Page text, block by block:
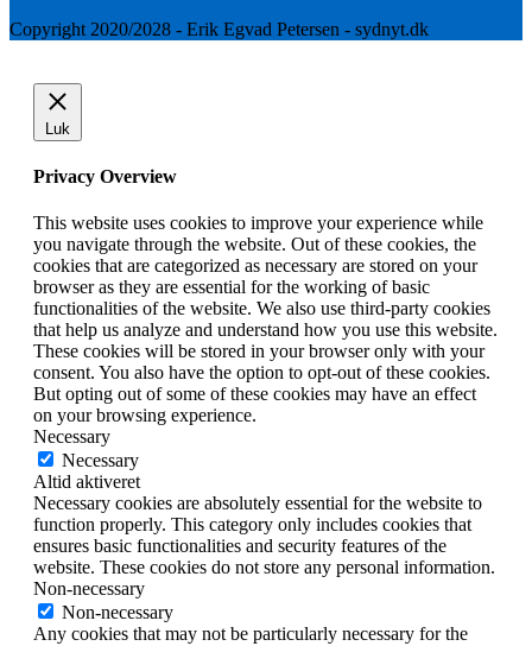
Copyright 2020/2028 - Erik Egvad Petersen - sydnyt.dk
Luk
Privacy Overview
This website uses cookies to improve your experience while
you navigate through the website. Out of these cookies, the
cookies that are categorized as necessary are stored on your
browser as they are essential for the working of basic
functionalities of the website. We also use third-party cookies
that help us analyze and understand how you use this website.
These cookies will be stored in your browser only with your
consent. You also have the option to opt-out of these cookies.
But opting out of some of these cookies may have an effect
on your browsing experience.
Necessary
Necessary
Altid aktiveret
Necessary cookies are absolutely essential for the website to
function properly. This category only includes cookies that
ensures basic functionalities and security features of the
website. These cookies do not store any personal information.
Non-necessary
Non-necessary
Any cookies that may not be particularly necessary for the